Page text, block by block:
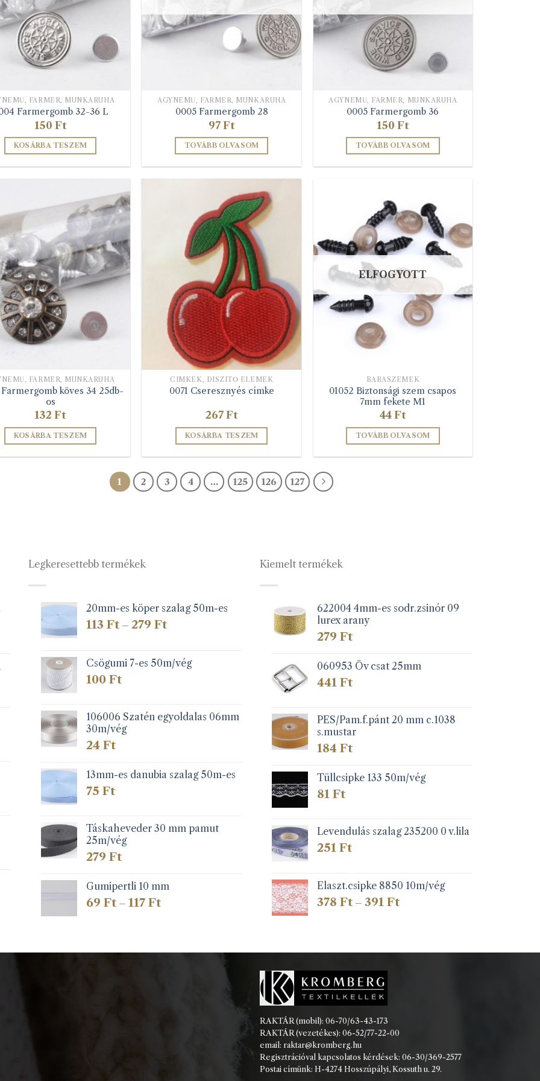
termékoldalon
választhatók
ki
választhatók
ki
FARMER, MUNKARUHA
Farmergomb 32-36 L
150 Ft
KOSÁRBA TESZEM
ÁGYNEMŰ, FARMER, MUNKARUHA
0005 Farmergomb 28
97Ft
TOVÁBB OLVASOM
ÁGYNEMŰ, FARMER, MUNKARUHA
0005 Farmergomb 36
150 Ft
TOVÁBB OLVASOM
FARMER, MUNKARUHA
köves 34 25db-
os
132Ft
KOSÁRBA TESZEM
CIMKÉK, DÍSZÍTŐ ELEMEK
0071 Cseresznyés címke
267Ft
KOSÁRBA TESZEM
ELFOGYOTT
BABASZEMEK
01052 Biztonsági szem csapos
7mm fekete M1
44Ft
TOVÁBB OLVASOM
1 2 3 4 … 125 126 127
Legkeresettebb termékek
20mm-es köper szalag 50m-es
113Ft – 279FtÁrtartomány:
279 Ft
Csögumi 7-es 50m/vég
100Ft
106006 Szatén egyoldalas 06mm
30m/vég
24Ft
13mm-es danubia szalag 50m-es
75Ft
Táskaheveder 30 mm pamut
25m/vég
279Ft
Gumipertli 10 mm
69Ft – 117FtÁrtartomány:
Kiemelt termékek
622004 4mm-es sodr.zsinór 09
lurex arany
279Ft
060953 Öv csat 25mm
441Ft
PES/Pam.f.pánt 20 mm c.1038
s.mustar
184Ft
Tüllcsipke 133 50m/vég
81Ft
Levendulás szalag 235200 0 v.lila
251Ft
Elaszt.csipke 8850 10m/vég
378Ft – 391FtÁrtartomány:
RAKTÁR (mobil): 06-70/63-43-173
RAKTÁR (vezetékes): 06-52/77-22-00
email: raktar@kromberg.hu
Regisztrációval kapcsolatos kérdések: 06-30/369-2577
Postai címünk: H-4274 Hosszúpályi, Kossuth u. 29.